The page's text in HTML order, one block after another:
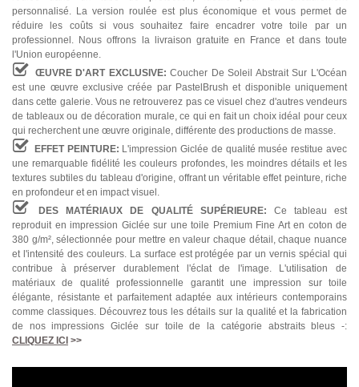
personnalisé. La version roulée est plus économique et vous permet de
réduire les coûts si vous souhaitez faire encadrer votre toile par un
professionnel. Nous offrons la livraison gratuite en France et dans toute
l'Union européenne.
ŒUVRE D'ART EXCLUSIVE:Coucher De Soleil Abstrait Sur L'Océan
est une œuvre exclusive créée par PastelBrush et disponible uniquement
dans cette galerie. Vous ne retrouverez pas ce visuel chez d'autres vendeurs
de tableaux ou de décoration murale, ce qui en fait un choix idéal pour ceux
qui recherchent une œuvre originale, différente des productions de masse.
EFFET PEINTURE: L'impression Giclée de qualité musée restitue avec
une remarquable fidélité les couleurs profondes, les moindres détails et les
textures subtiles du tableau d'origine, offrant un véritable effet peinture, riche
en profondeur et en impact visuel.
DES MATÉRIAUX DE QUALITÉ SUPÉRIEURE: Ce tableau est
reproduit en impression Giclée sur une toile Premium Fine Art en coton de
380 g/m², sélectionnée pour mettre en valeur chaque détail, chaque nuance
et l'intensité des couleurs. La surface est protégée par un vernis spécial qui
contribue à préserver durablement l'éclat de l'image. L'utilisation de
matériaux de qualité professionnelle garantit une impression sur toile
élégante, résistante et parfaitement adaptée aux intérieurs contemporains
comme classiques. Découvrez tous les détails sur la qualité et la fabrication
de nos impressions Giclée sur toile de la catégorie abstraits bleus -:
CLIQUEZ ICI >>